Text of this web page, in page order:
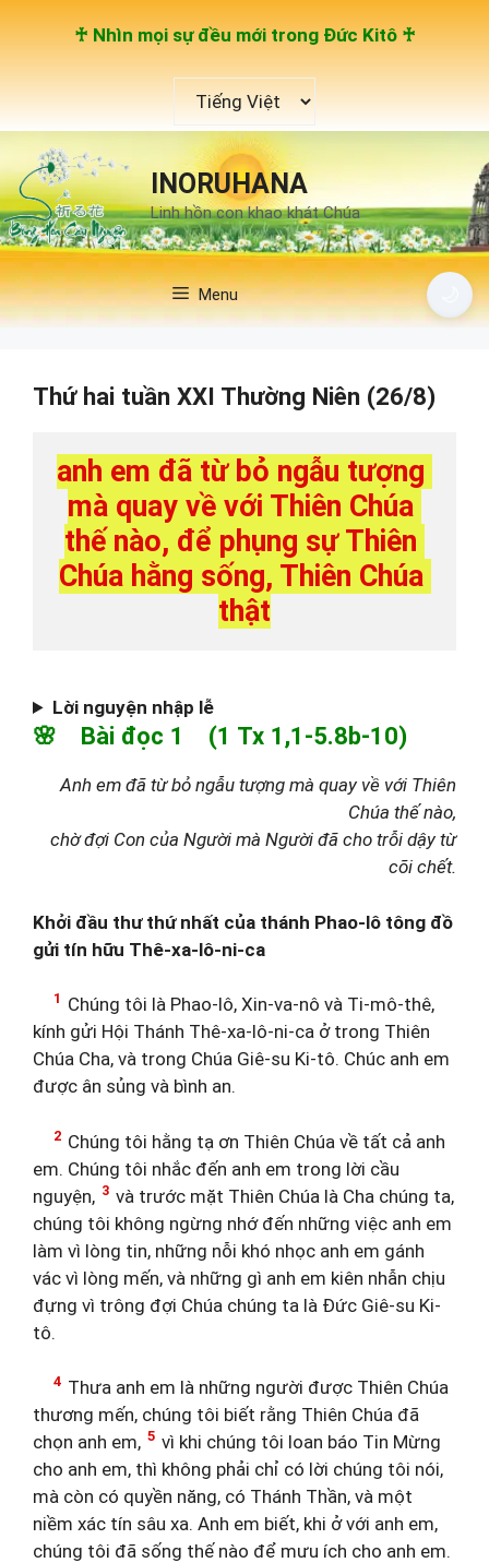
♰ Nhìn mọi sự đều mới trong Đức Kitô ♰
ngôn
ngữ
INORUHANA
Linh hồn con khao khát Chúa
Menu
Thứ hai tuần XXI Thường Niên (26/8)
anh em đã từ bỏ ngẫu tượng
mà quay về với Thiên Chúa
thế nào, để phụng sự Thiên
Chúa hằng sống, Thiên Chúa
thật
Lời nguyện nhập lễ
🌸 Bài đọc 1 (1 Tx 1,1-5.8b-10)
Anh em đã từ bỏ ngẫu tượng mà quay về với Thiên
Chúa thế nào,
chờ đợi Con của Người mà Người đã cho trỗi dậy từ
cõi chết.
Khởi đầu thư thứ nhất của thánh Phao-lô tông đồ
gửi tín hữu Thê-xa-lô-ni-ca
1 Chúng tôi là Phao-lô, Xin-va-nô và Ti-mô-thê,
kính gửi Hội Thánh Thê-xa-lô-ni-ca ở trong Thiên
Chúa Cha, và trong Chúa Giê-su Ki-tô. Chúc anh em
được ân sủng và bình an.
2 Chúng tôi hằng tạ ơn Thiên Chúa về tất cả anh
em. Chúng tôi nhắc đến anh em trong lời cầu
nguyện, 3 và trước mặt Thiên Chúa là Cha chúng ta,
chúng tôi không ngừng nhớ đến những việc anh em
làm vì lòng tin, những nỗi khó nhọc anh em gánh
vác vì lòng mến, và những gì anh em kiên nhẫn chịu
đựng vì trông đợi Chúa chúng ta là Đức Giê-su Ki-
tô.
4 Thưa anh em là những người được Thiên Chúa
thương mến, chúng tôi biết rằng Thiên Chúa đã
chọn anh em, 5 vì khi chúng tôi loan báo Tin Mừng
cho anh em, thì không phải chỉ có lời chúng tôi nói,
mà còn có quyền năng, có Thánh Thần, và một
niềm xác tín sâu xa. Anh em biết, khi ở với anh em,
chúng tôi đã sống thế nào để mưu ích cho anh em.